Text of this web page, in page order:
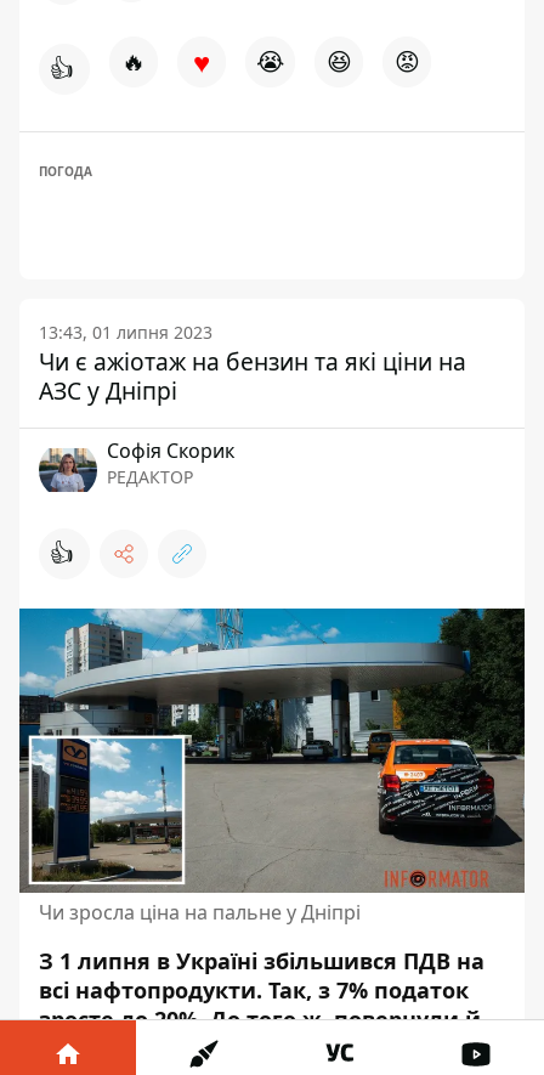
👍 🔥 ♥ 😭 😆 😡
ПОГОДА
13:43, 01 липня 2023
Чи є ажіотаж на бензин та які ціни на
АЗС у Дніпрі
Софія Скорик
РЕДАКТОР
👍
Чи зросла ціна на пальне у Дніпрі
З 1 липня в Україні збільшився ПДВ на
всі нафтопродукти. Так, з 7% податок
зросте до 20%. До того ж,повернули й
акцизну ставку для бензину
— 213 євро